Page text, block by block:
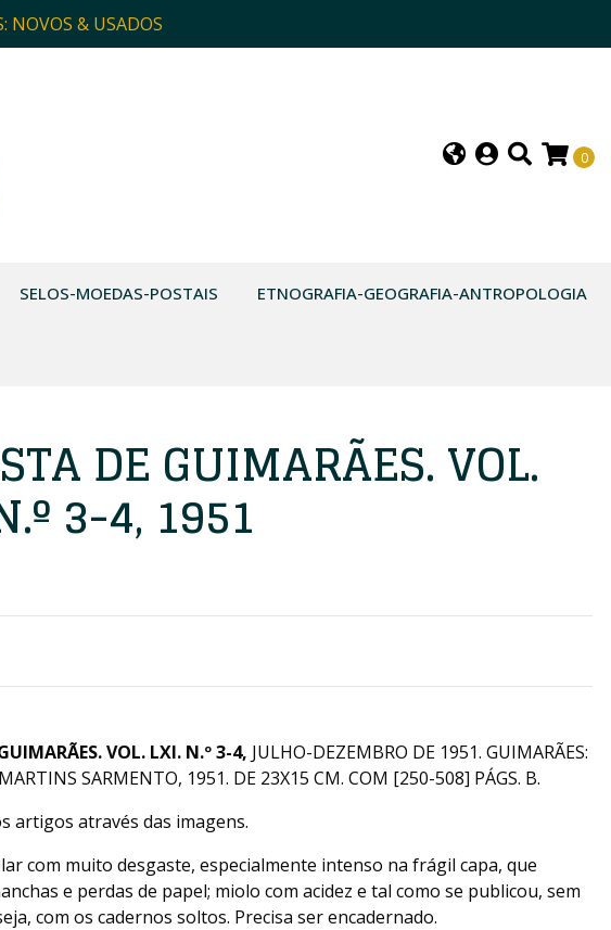
NOVOS & USADOS
0
SELOS-MOEDAS-POSTAIS ETNOGRAFIA-GEOGRAFIA-ANTROPOLOGIA
DE GUIMARÃES. VOL.
3-4, 1951
VOL. LXI. N.º 3-4, JULHO-DEZEMBRO DE 1951. GUIMARÃES:
SARMENTO, 1951. DE 23X15 CM. COM [250-508] PÁGS. B.
artigos através das imagens.
com muito desgaste, especialmente intenso na frágil capa, que
e perdas de papel; miolo com acidez e tal como se publicou, sem
com os cadernos soltos. Precisa ser encadernado.